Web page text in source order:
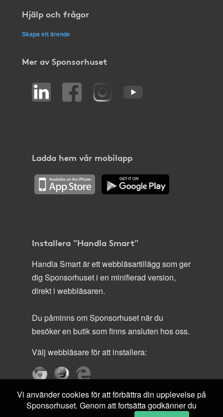
Hjälp och frågor
Skapa ett ärende
Mer av Sponsorhuset
Ladda hem vår mobilapp
Installera "Handla Smart"
Handla Smart är ett webbläsartillägg som ger
dig Sponsorhuset i en minifierad version,
direkt i webbläsaren.
Du påminns om Sponsorhuset när du
besöker en butik som finns ansluten hos oss.
Välj webbläsare för att installera:
Vi använder cookies för att förbättra din upplevelse på
Sponsorhuset. Genom att fortsätta godkänner du